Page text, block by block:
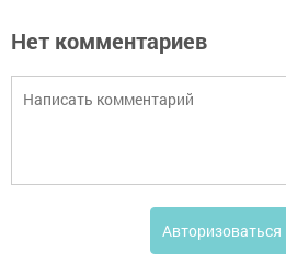
Нет комментариев
Авторизоваться